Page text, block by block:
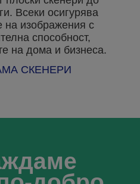
Всеки осигурява
на изображения с
способност,
на дома и бизнеса.
СКЕНЕРИ